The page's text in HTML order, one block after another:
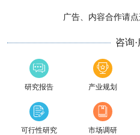
广告、内容合作请点
咨询
研究报告 产业规划
可行性研究 市场调研